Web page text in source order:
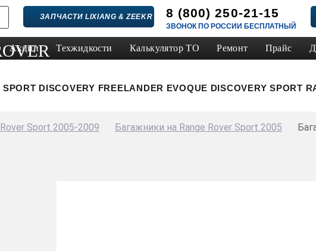
ЗАПЧАСТИ LIXIANG & ZEEKR 8 (800) 250-21-15
ЗВОНОК ПО РОССИИ БЕСПЛАТНЫЙ
Акции Техжидкости Калькулятор ТО Ремонт Прайс
SPORT DISCOVERY FREELANDER EVOQUE DISCOVERY SPORT
Sport 2005-2009 Багажники на Range Rover Sport 2005